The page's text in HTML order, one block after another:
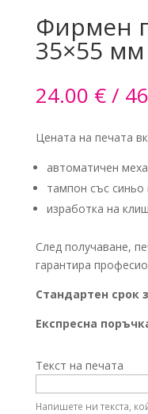
Фирмен
35×55
24.00 €/
Цената на печата
автоматичен
тампон със синьо
изработка на
След получаване,
гарантира
Стандартен срок
Експресна
Текст на печата
Напишете ни текста,